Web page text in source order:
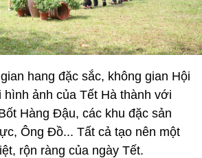
hang đặc sắc, không gian Hội
ảnh của Tết Hà thành với
Hàng Đậu, các khu đặc sản
Ông Đồ... Tất cả tạo nên một
rộn ràng của ngày Tết.